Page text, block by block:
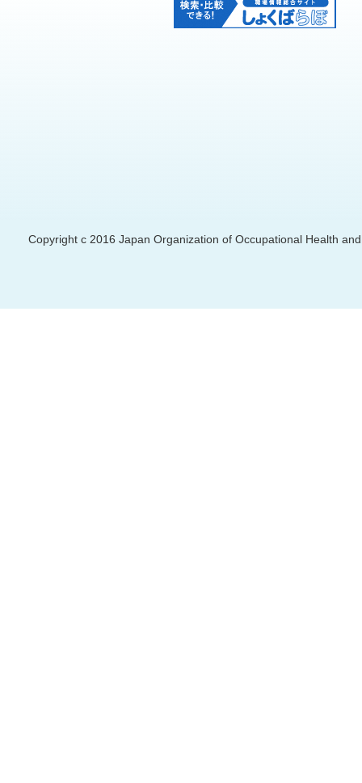
Copyright c 2016 Japan Organization of Occupational Health